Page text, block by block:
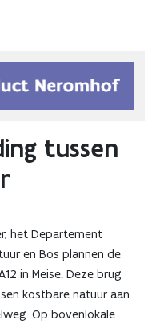
tussen
het Departement
en Bos plannen de
in Meise. Deze brug
kostbare natuur aan
Op bovenlokale